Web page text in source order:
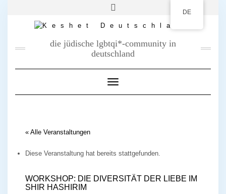
die jüdische lgbtqi*-community in
deutschland
Toggle Navigation
« Alle Veranstaltungen
Diese Veranstaltung hat bereits stattgefunden.
WORKSHOP: DIE DIVERSITÄT DER LIEBE IM
SHIR HASHIRIM
DE